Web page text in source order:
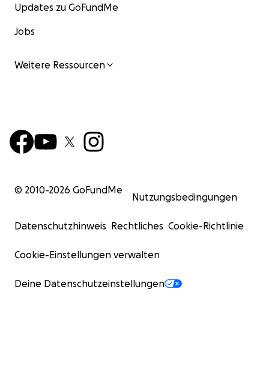
Updates zu GoFundMe
Jobs
Weitere Ressourcen
© 2010-2026 GoFundMe
Nutzungsbedingungen
Datenschutzhinweis Rechtliches Cookie-Richtlinie
Cookie-Einstellungen verwalten
Deine Datenschutzeinstellungen